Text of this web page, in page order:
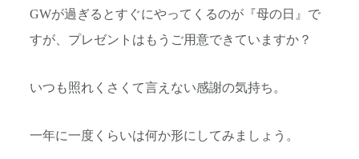
GWが過ぎるとすぐにやってくるのが『母の日』で
すが、プレゼントはもうご用意できていますか？
いつも照れくさくて言えない感謝の気持ち。
一年に一度くらいは何か形にしてみましょう。